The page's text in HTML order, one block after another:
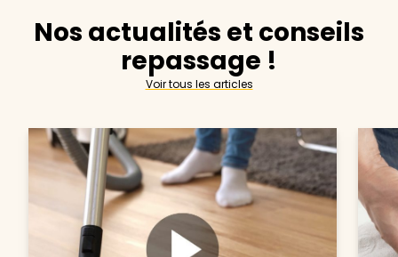
Nos actualités et conseils
repassage !
Voir tous les articles